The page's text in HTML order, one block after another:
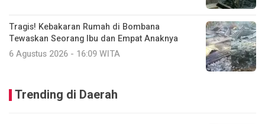
Tragis! Kebakaran Rumah di Bombana
Tewaskan Seorang Ibu dan Empat Anaknya
6 Agustus 2026 - 16:09 WITA
Trending di Daerah